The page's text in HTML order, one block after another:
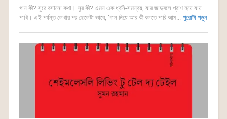
গান কী? সুরে বসানো কথা। সুর কী? এমন এক ধ্বনি-সমন্বয়, যার জাদুবলে প্রাণ হয়ে যায়
পাখি। এই পর্যন্ত লেখার পর ছেলেটা ভাবে, ‘গান নিয়ে আর কী বলতে পারি আম... পুরোটা পড়ুন